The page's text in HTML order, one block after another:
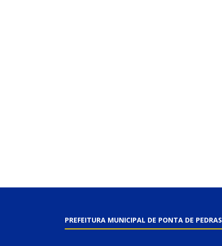
PREFEITURA MUNICIPAL DE PONTA DE PEDRAS